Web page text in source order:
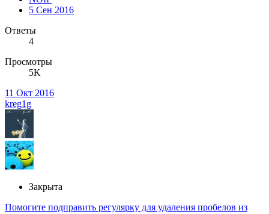
5 Сен 2016
Ответы
4
Просмотры
5K
11 Окт 2016
kreg1g
Закрыта
Помогите подправить регулярку для удаления пробелов из